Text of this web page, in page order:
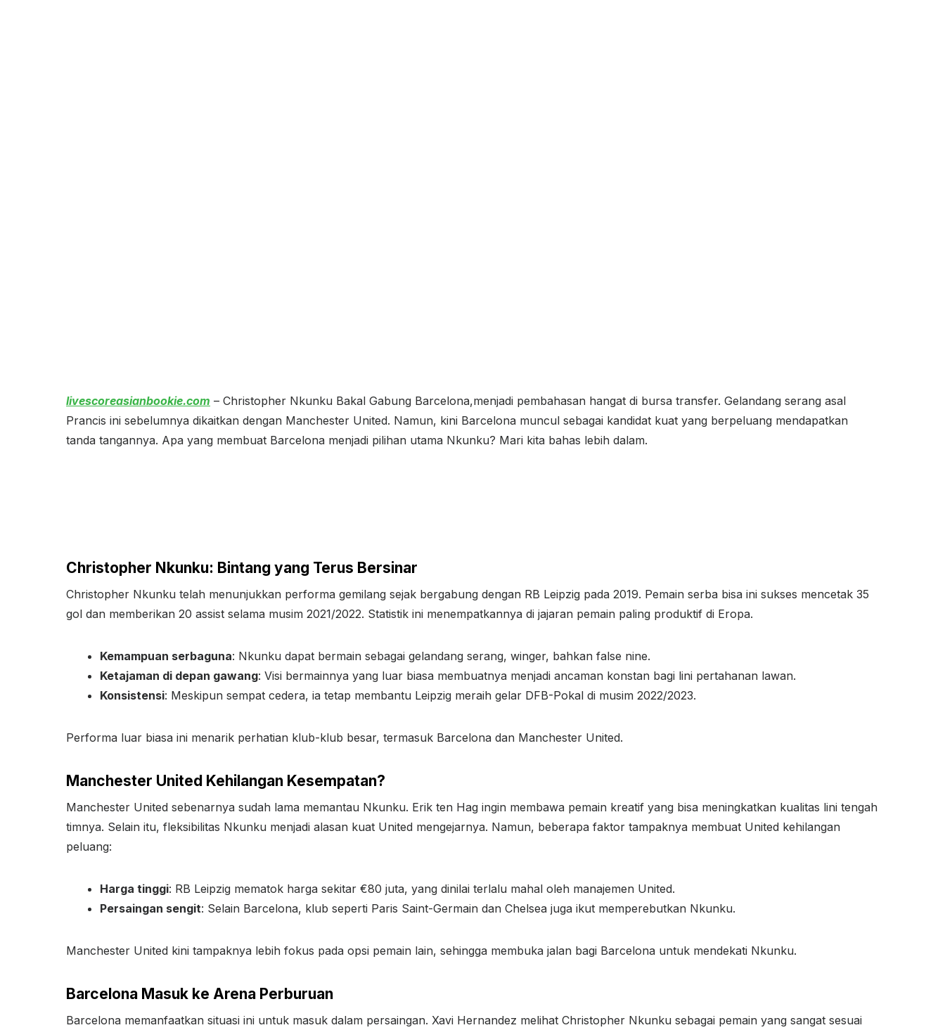
livescoreasianbookie.com – Christopher Nkunku Bakal Gabung Barcelona,menjadi pembahasan hangat di bursa transfer. Gelandang serang asal
Prancis ini sebelumnya dikaitkan dengan Manchester United. Namun, kini Barcelona muncul sebagai kandidat kuat yang berpeluang mendapatkan
tanda tangannya. Apa yang membuat Barcelona menjadi pilihan utama Nkunku? Mari kita bahas lebih dalam.
Christopher Nkunku: Bintang yang Terus Bersinar
Christopher Nkunku telah menunjukkan performa gemilang sejak bergabung dengan RB Leipzig pada 2019. Pemain serba bisa ini sukses mencetak 35
gol dan memberikan 20 assist selama musim 2021/2022. Statistik ini menempatkannya di jajaran pemain paling produktif di Eropa.
Kemampuan serbaguna: Nkunku dapat bermain sebagai gelandang serang, winger, bahkan false nine.
Ketajaman di depan gawang: Visi bermainnya yang luar biasa membuatnya menjadi ancaman konstan bagi lini pertahanan lawan.
Konsistensi: Meskipun sempat cedera, ia tetap membantu Leipzig meraih gelar DFB-Pokal di musim 2022/2023.
Performa luar biasa ini menarik perhatian klub-klub besar, termasuk Barcelona dan Manchester United.
Manchester United Kehilangan Kesempatan?
Manchester United sebenarnya sudah lama memantau Nkunku. Erik ten Hag ingin membawa pemain kreatif yang bisa meningkatkan kualitas lini tengah
timnya. Selain itu, fleksibilitas Nkunku menjadi alasan kuat United mengejarnya. Namun, beberapa faktor tampaknya membuat United kehilangan
peluang:
Harga tinggi: RB Leipzig mematok harga sekitar €80 juta, yang dinilai terlalu mahal oleh manajemen United.
Persaingan sengit: Selain Barcelona, klub seperti Paris Saint-Germain dan Chelsea juga ikut memperebutkan Nkunku.
Manchester United kini tampaknya lebih fokus pada opsi pemain lain, sehingga membuka jalan bagi Barcelona untuk mendekati Nkunku.
Barcelona Masuk ke Arena Perburuan
Barcelona memanfaatkan situasi ini untuk masuk dalam persaingan. Xavi Hernandez melihat Christopher Nkunku sebagai pemain yang sangat sesuai